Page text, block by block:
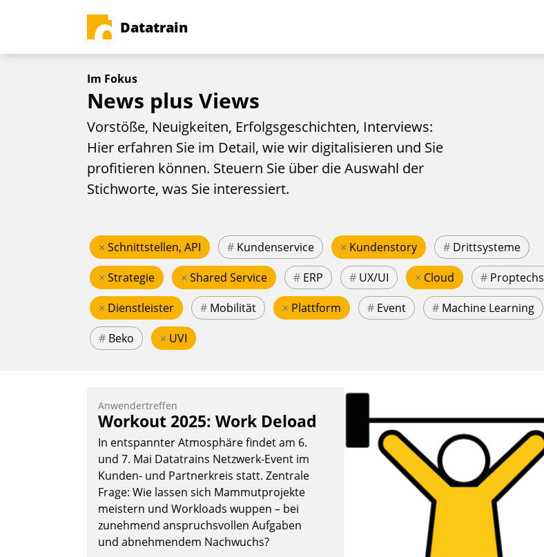
Datatrain
Im Fokus
News plus Views
Vorstöße, Neuigkeiten, Erfolgsgeschichten, Interviews:
Hier erfahren Sie im Detail, wie wir digitalisieren und Sie
profitieren können. Steuern Sie über die Auswahl der
Stichworte, was Sie interessiert.
× Schnittstellen, API # Kundenservice × Kundenstory # Drittsysteme
× Strategie × Shared Service # ERP # UX/UI × Cloud # Proptechs
× Dienstleister # Mobilität × Plattform # Event # Machine Learning
# Beko × UVI
Anwendertreffen
Workout 2025: Work Deload
In entspannter Atmosphäre findet am 6.
und 7. Mai Datatrains Netzwerk-Event im
Kunden- und Partnerkreis statt. Zentrale
Frage: Wie lassen sich Mammutprojekte
meistern und Workloads wuppen – bei
zunehmend anspruchsvollen Aufgaben
und abnehmendem Nachwuchs?